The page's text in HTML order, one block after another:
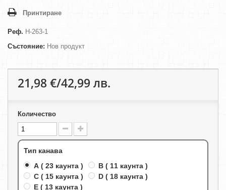
Принтиране
Реф. H-263-1
Състояние: Нов продукт
21,98 €/42,99 лв.
Количество
Тип канава
A ( 23 каунта )
B ( 11 каунта )
C ( 15 каунта )
D ( 18 каунта )
E ( 13 каунта )